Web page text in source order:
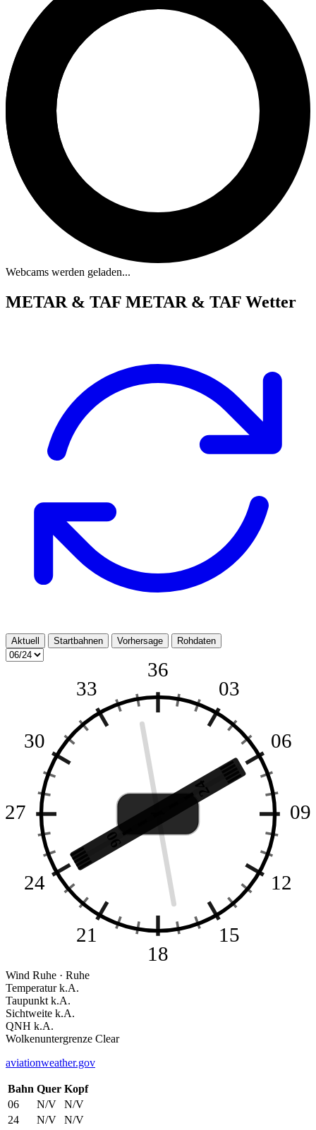
Webcams werden geladen...
METAR & TAF METAR & TAF Wetter
Aktuell Startbahnen Vorhersage Rohdaten
36
03
06
09
12
15
18
21
24
27
30
33
24
06
--
Wind Ruhe · Ruhe
Temperaturk.A.
Taupunkt k.A.
Sichtweite k.A.
QNH k.A.
Wolkenuntergrenze Clear
aviationweather.gov
Bahn Quer Kopf
06
N/V
N/V
24
N/V
N/V